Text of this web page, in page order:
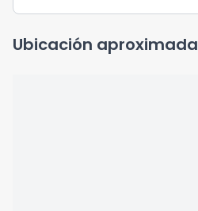
Ubicación aproximada